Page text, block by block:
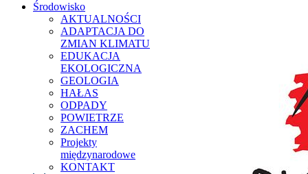
Środowisko
AKTUALNOŚCI
ADAPTACJA DO
ZMIAN KLIMATU
EDUKACJA
EKOLOGICZNA
GEOLOGIA
HAŁAS
ODPADY
POWIETRZE
ZACHEM
Projekty
międzynarodowe
KONTAKT